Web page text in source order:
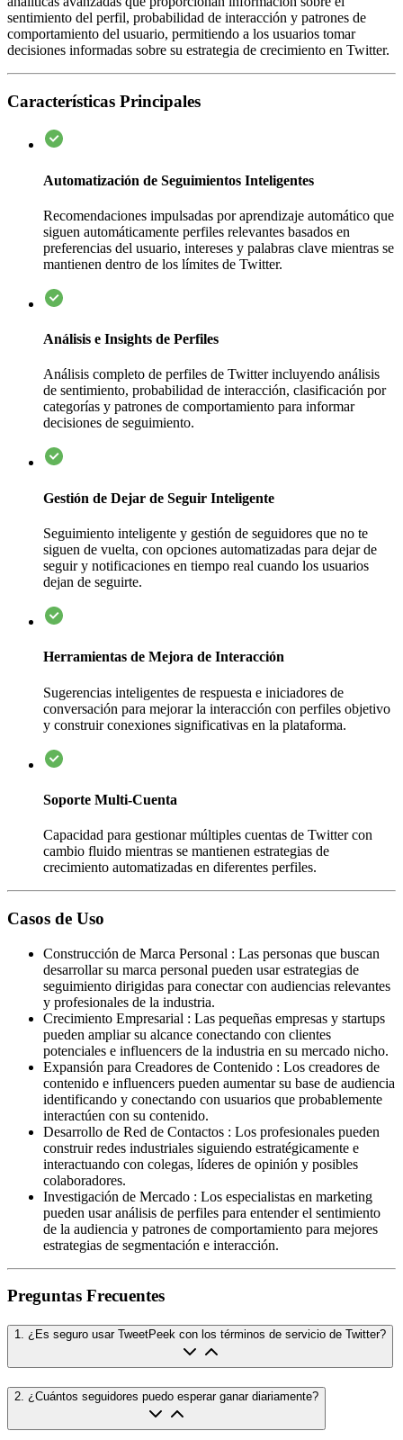
sentimiento del perfil, probabilidad de interacción y patrones de
comportamiento del usuario, permitiendo a los usuarios tomar
decisiones informadas sobre su estrategia de crecimiento en Twitter.
Características Principales
Automatización de Seguimientos Inteligentes
Recomendaciones impulsadas por aprendizaje automático que
siguen automáticamente perfiles relevantes basados en
preferencias del usuario, intereses y palabras clave mientras se
mantienen dentro de los límites de Twitter.
Análisis e Insights de Perfiles
Análisis completo de perfiles de Twitter incluyendo análisis
de sentimiento, probabilidad de interacción, clasificación por
categorías y patrones de comportamiento para informar
decisiones de seguimiento.
Gestión de Dejar de Seguir Inteligente
Seguimiento inteligente y gestión de seguidores que no te
siguen de vuelta, con opciones automatizadas para dejar de
seguir y notificaciones en tiempo real cuando los usuarios
dejan de seguirte.
Herramientas de Mejora de Interacción
Sugerencias inteligentes de respuesta e iniciadores de
conversación para mejorar la interacción con perfiles objetivo
y construir conexiones significativas en la plataforma.
Soporte Multi-Cuenta
Capacidad para gestionar múltiples cuentas de Twitter con
cambio fluido mientras se mantienen estrategias de
crecimiento automatizadas en diferentes perfiles.
Casos de Uso
Construcción de Marca Personal : Las personas que buscan
desarrollar su marca personal pueden usar estrategias de
seguimiento dirigidas para conectar con audiencias relevantes
y profesionales de la industria.
Crecimiento Empresarial : Las pequeñas empresas y startups
pueden ampliar su alcance conectando con clientes
potenciales e influencers de la industria en su mercado nicho.
Expansión para Creadores de Contenido : Los creadores de
contenido e influencers pueden aumentar su base de audiencia
identificando y conectando con usuarios que probablemente
interactúen con su contenido.
Desarrollo de Red de Contactos : Los profesionales pueden
construir redes industriales siguiendo estratégicamente e
interactuando con colegas, líderes de opinión y posibles
colaboradores.
Investigación de Mercado : Los especialistas en marketing
pueden usar análisis de perfiles para entender el sentimiento
de la audiencia y patrones de comportamiento para mejores
estrategias de segmentación e interacción.
Preguntas Frecuentes
1 ¿Es seguro usar TweetPeek con los términos de servicio de Twitter?
2 ¿Cuántos seguidores puedo esperar ganar diariamente?